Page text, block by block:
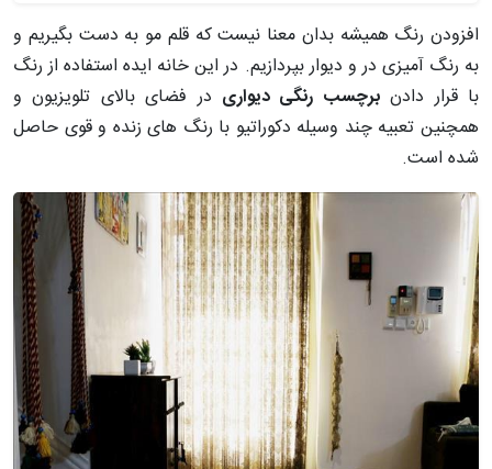
افزودن رنگ همیشه بدان معنا نیست که قلم مو به دست بگیریم و
به رنگ آمیزی در و دیوار بپردازیم. در این خانه ایده­ استفاده از رنگ
با قرار دادنبرچسب رنگی دیواری در فضای بالای تلویزیون و
همچنین تعبیه­ چند وسیله­ دکوراتیو با رنگ ­های زنده و قوی حاصل
شده است.